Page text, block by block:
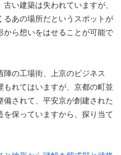
い建築は失われていますが、
るあの場所だというスポットが
から想いをはせることが可能で
陣の工場街、上京のビジネス
もれてはいますが、京都の町並
されて、平安京が創建された
を保っていますから、探り当て